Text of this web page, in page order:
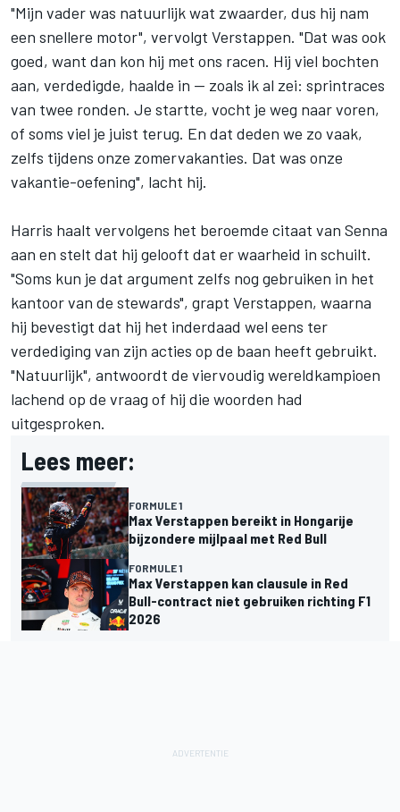
"Mijn vader was natuurlijk wat zwaarder, dus hij nam
een snellere motor", vervolgt Verstappen. "Dat was ook
goed, want dan kon hij met ons racen. Hij viel bochten
aan, verdedigde, haalde in — zoals ik al zei: sprintraces
van twee ronden. Je startte, vocht je weg naar voren,
of soms viel je juist terug. En dat deden we zo vaak,
zelfs tijdens onze zomervakanties. Dat was onze
vakantie-oefening", lacht hij.
Harris haalt vervolgens het beroemde citaat van Senna
aan en stelt dat hij gelooft dat er waarheid in schuilt.
"Soms kun je dat argument zelfs nog gebruiken in het
kantoor van de stewards", grapt Verstappen, waarna
hij bevestigt dat hij het inderdaad wel eens ter
verdediging van zijn acties op de baan heeft gebruikt.
"Natuurlijk", antwoordt de viervoudig wereldkampioen
lachend op de vraag of hij die woorden had
uitgesproken.
Lees meer:
FORMULE 1
Max Verstappen bereikt in Hongarije
bijzondere mijlpaal met Red Bull
FORMULE 1
Max Verstappen kan clausule in Red
Bull-contract niet gebruiken richting F1
2026